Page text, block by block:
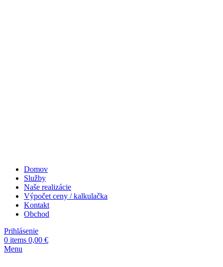
Domov
Služby
Naše realizácie
Výpočet ceny / kalkulačka
Kontakt
Obchod
Prihlásenie
0 items 0,00 €
Menu